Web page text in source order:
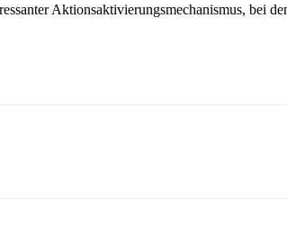
Aktionsaktivierungsmechanismus, bei